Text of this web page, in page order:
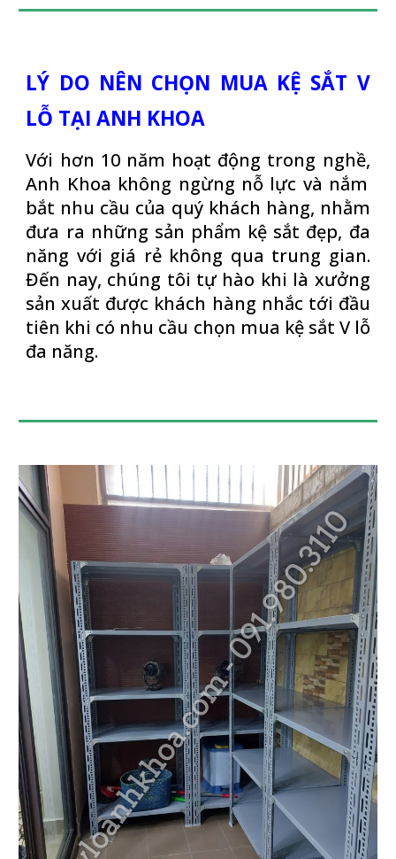
LÝ DO NÊN CHỌN MUA KỆ SẮT V
LỖ TẠI ANH KHOA
Với hơn 10 năm hoạt động trong nghề,
Anh Khoa không ngừng nỗ lực và nắm
bắt nhu cầu của quý khách hàng, nhằm
đưa ra những sản phẩm kệ sắt đẹp, đa
năng với giá rẻ không qua trung gian.
Đến nay, chúng tôi tự hào khi là xưởng
sản xuất được khách hàng nhắc tới đầu
tiên khi có nhu cầu chọn mua kệ sắt V lỗ
đa năng.